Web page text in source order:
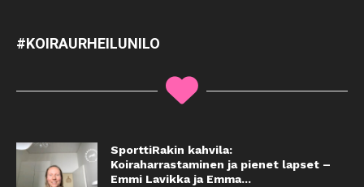
#KOIRAURHEILUNILO
SporttiRakin kahvila:
Koiraharrastaminen ja pienet lapset –
Emmi Lavikka ja Emma...